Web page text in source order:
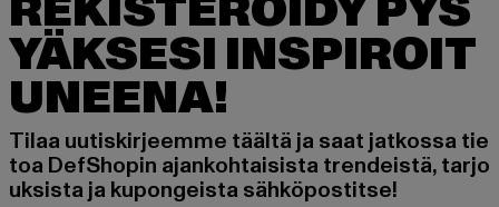
YÄKSESI INSPIROIT
UNEENA!
Tilaa uutiskirjeemme täältä ja saat jatkossa tie
toa DefShopin ajankohtaisista trendeistä, tarjo
uksista ja kupongeista sähköpostitse!